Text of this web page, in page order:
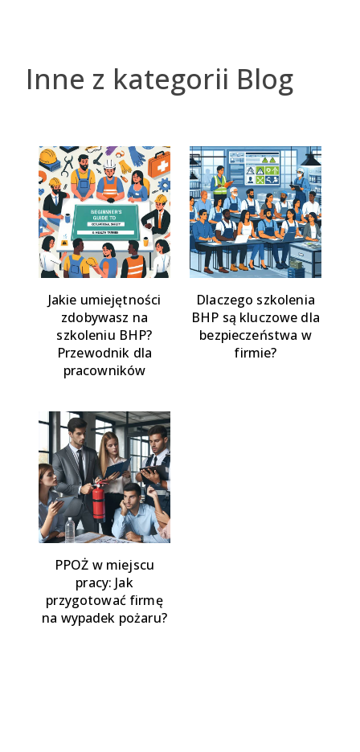
Inne z kategorii Blog
Jakie umiejętności
zdobywasz na
szkoleniu BHP?
Przewodnik dla
pracowników
Dlaczego szkolenia
BHP są kluczowe dla
bezpieczeństwa w
firmie?
PPOŻ w miejscu
pracy: Jak
przygotować firmę
na wypadek pożaru?